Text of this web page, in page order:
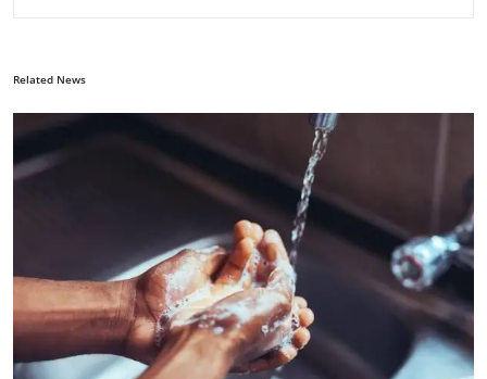
Related News